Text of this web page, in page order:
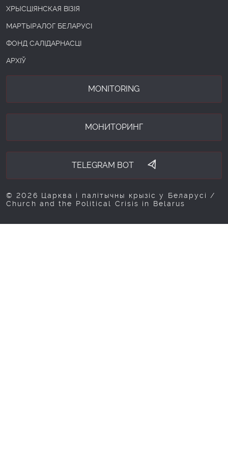
ХРЫСЦІЯНСКАЯ ВІЗІЯ
МАРТЫРАЛОГ БЕЛАРУСІ
ФОНД САЛІДАРНАСЦІ
АРХІЎ
MONITORING
МОНИТОРИНГ
TELEGRAM BOT
© 2026 Царква і палітычны крызіс у Беларусі /
Church and the Political Crisis in Belarus